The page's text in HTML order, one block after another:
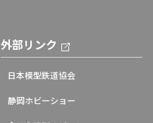
外部リンク
日本模型鉄道協会
静岡ホビーショー